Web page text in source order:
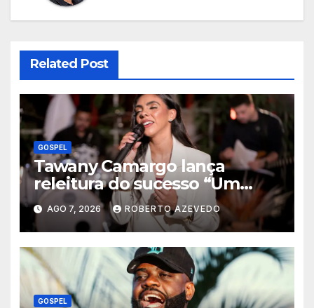
Related Post
GOSPEL
Tawany Camargo lança
releitura do sucesso “Um
Novo Dia” pela Louvor Eterno
AGO 7, 2026 ROBERTO AZEVEDO
GOSPEL